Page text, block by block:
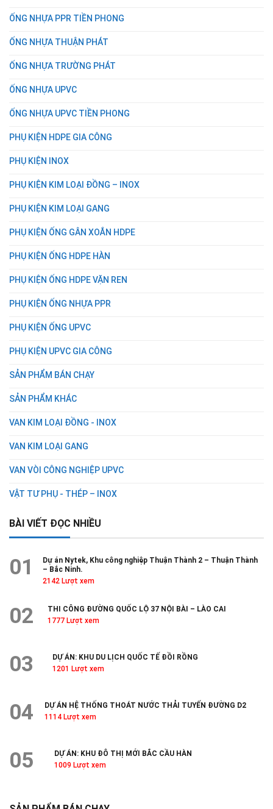
ỐNG NHỰA PPR TIỀN PHONG
ỐNG NHỰA THUẬN PHÁT
ỐNG NHỰA TRƯỜNG PHÁT
ỐNG NHỰA UPVC
ỐNG NHỰA UPVC TIỀN PHONG
PHỤ KIỆN HDPE GIA CÔNG
PHỤ KIỆN INOX
PHỤ KIỆN KIM LOẠI ĐỒNG – INOX
PHỤ KIỆN KIM LOẠI GANG
PHỤ KIỆN ỐNG GÂN XOẮN HDPE
PHỤ KIỆN ỐNG HDPE HÀN
PHỤ KIỆN ỐNG HDPE VẶN REN
PHỤ KIỆN ỐNG NHỰA PPR
PHỤ KIỆN ỐNG UPVC
PHỤ KIỆN UPVC GIA CÔNG
SẢN PHẨM BÁN CHẠY
SẢN PHẨM KHÁC
VAN KIM LOẠI ĐỒNG - INOX
VAN KIM LOẠI GANG
VAN VÒI CÔNG NGHIỆP UPVC
VẬT TƯ PHỤ - THÉP – INOX
BÀI VIẾT ĐỌC NHIỀU
01
Dự án Nytek, Khu công nghiệp Thuận Thành 2 – Thuận Thành
– Bắc Ninh.
2142 Lượt xem
02
THI CÔNG ĐƯỜNG QUỐC LỘ 37 NỘI BÀI – LÀO CAI
1777 Lượt xem
03
DỰ ÁN: KHU DU LỊCH QUỐC TẾ ĐỒI RỒNG
1201 Lượt xem
04
DỰ ÁN HỆ THỐNG THOÁT NƯỚC THẢI TUYẾN ĐƯỜNG D2
1114 Lượt xem
05
DỰ ÁN: KHU ĐÔ THỊ MỚI BẮC CẦU HÀN
1009 Lượt xem